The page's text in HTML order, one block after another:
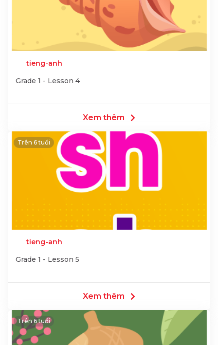
tieng-anh
Grade 1 - Lesson 4
Xem thêm
Trên 6 tuổi
tieng-anh
Grade 1 - Lesson 5
Xem thêm
Trên 6 tuổi